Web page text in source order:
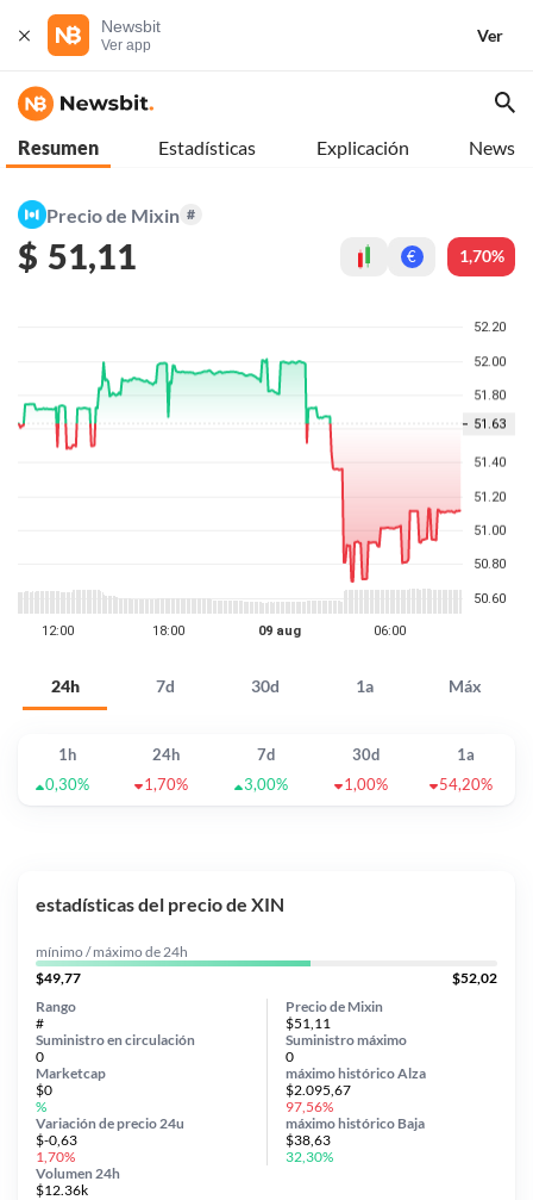
Newsbit
Ver app
Ver
Resumen Estadísticas Explicación News
Precio de Mixin #
$ 51,11 € 1,70%
24h 7d 30d 1a Máx
1h 24h 7d 30d
1a
0,30%
1,70% 3,00% 1,00% 54,20%
estadísticas del precio de XIN
mínimo / máximo de 24h
$49,77
$52,02
Precio de Mixin
$51,11
Suministro en circulación
0
Variación de precio 24u
$-0,63
1,70%
Suministro máximo
0
Marketcap
$0
%
Volumen 24h
$12.36k
Rango
#
máximo históricoAlza
$2.095,67
97,56%
máximo histórico Baja
$38,63
32,30%